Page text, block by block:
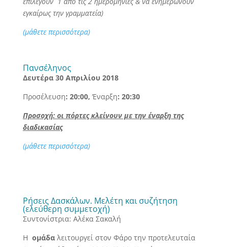
εγκαίρως την γραμματεία)
(μάθετε περισσότερα)
Πανσέληνος
Δευτέρα 30 Απριλίου 2018
Προσέλευση: 20:00, Έναρξη: 20:30
Προσοχή: οι πόρτες κλείνουν με την έναρξη της
διαδικασίας
(μάθετε περισσότερα)
Ρήσεις Δασκάλων. Μελέτη και συζήτηση
(ελεύθερη συμμετοχή)
Συντονίστρια: Αλέκα Σακαλή
Η ομάδα λειτουργεί στον Φάρο την προτελευταία